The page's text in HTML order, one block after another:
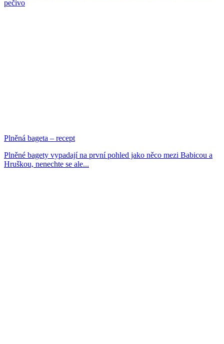
pečivo
Plněná bageta – recept
Plněné bagety vypadají na první pohled jako něco mezi Babicou a
Hruškou, nenechte se ale...